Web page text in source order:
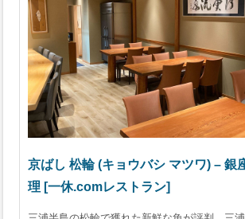
京ばし 松輪 (キョウバシ マツワ) – 銀
理 [一休.comレストラン]